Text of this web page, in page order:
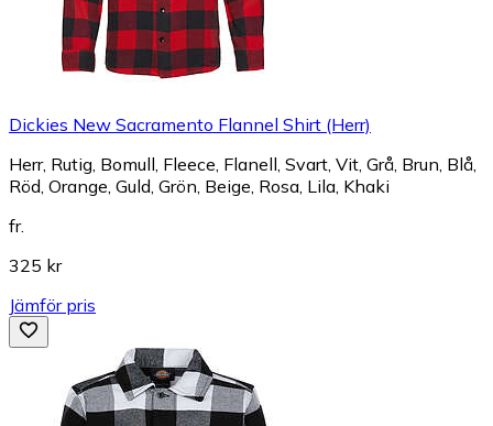
Dickies New Sacramento Flannel Shirt (Herr)
Herr, Rutig, Bomull, Fleece, Flanell, Svart, Vit, Grå, Brun, Blå,
Röd, Orange, Guld, Grön, Beige, Rosa, Lila, Khaki
fr.
325 kr
Jämför pris